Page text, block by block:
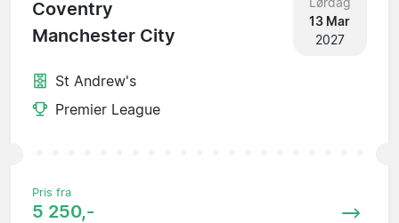
Coventry
Manchester City
13 Mar
2027
St Andrew's
Premier League
Pris fra
5 250,-